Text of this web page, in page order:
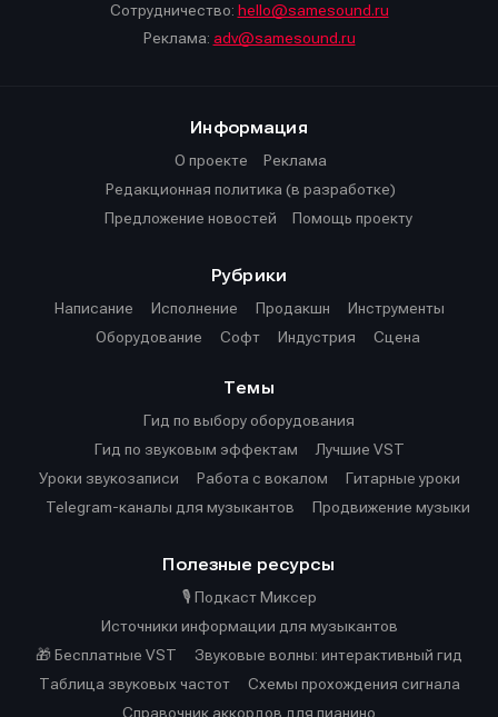
Сотрудничество: hello@samesound.ru
Реклама: adv@samesound.ru
Информация
О проекте
Реклама
Редакционная политика (в разработке)
Предложение новостей
Помощь проекту
Рубрики
Написание
Исполнение Продакшн
Инструменты
Оборудование
Софт Индустрия Сцена
Темы
Гид по выбору оборудования
Гид по звуковым эффектам
Лучшие VST
Уроки звукозаписи
Работа с вокалом
Гитарные уроки
Telegram-каналы для музыкантов
Продвижение музыки
Полезные ресурсы
🎙️ Подкаст Миксер
Источники информации для музыкантов
🎁 Бесплатные VST
Звуковые волны: интерактивный гид
Таблица звуковых частот
Cхемы прохождения сигнала
Справочник аккордов для пианино